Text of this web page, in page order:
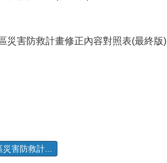
災害防救計畫修正內容對照表(最終版)
害防救計...